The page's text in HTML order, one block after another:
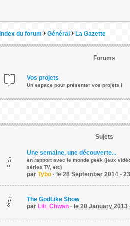
Index du forum Général La Gazette
Forums
Vos projets
Un espace pour présenter vos projets !
Sujets
Une semaine, une découverte...
en rapport avec le monde geek (jeux
séries TV, etc)
par Tybo · le 28 September 2014 -
The GodLike Show
par Lili_Chwan · le 20 January 2013